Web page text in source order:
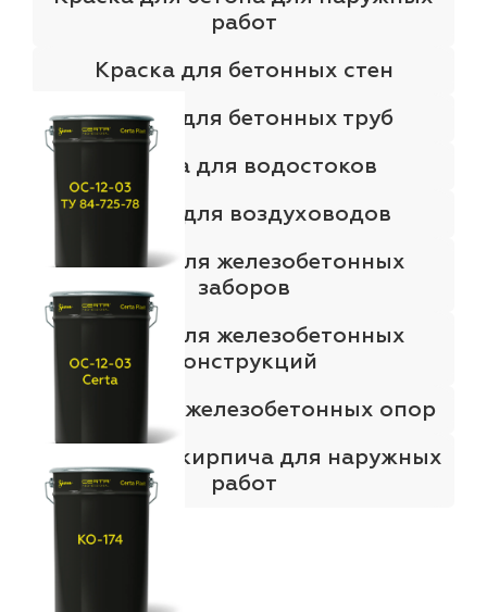
работ
Краска для бетонных стен
Краска для бетонных труб
Краска для водостоков
Краска для воздуховодов
Краска для железобетонных
заборов
Краска для железобетонных
конструкций
Краска для железобетонных опор
Краска для кирпича для наружных
работ